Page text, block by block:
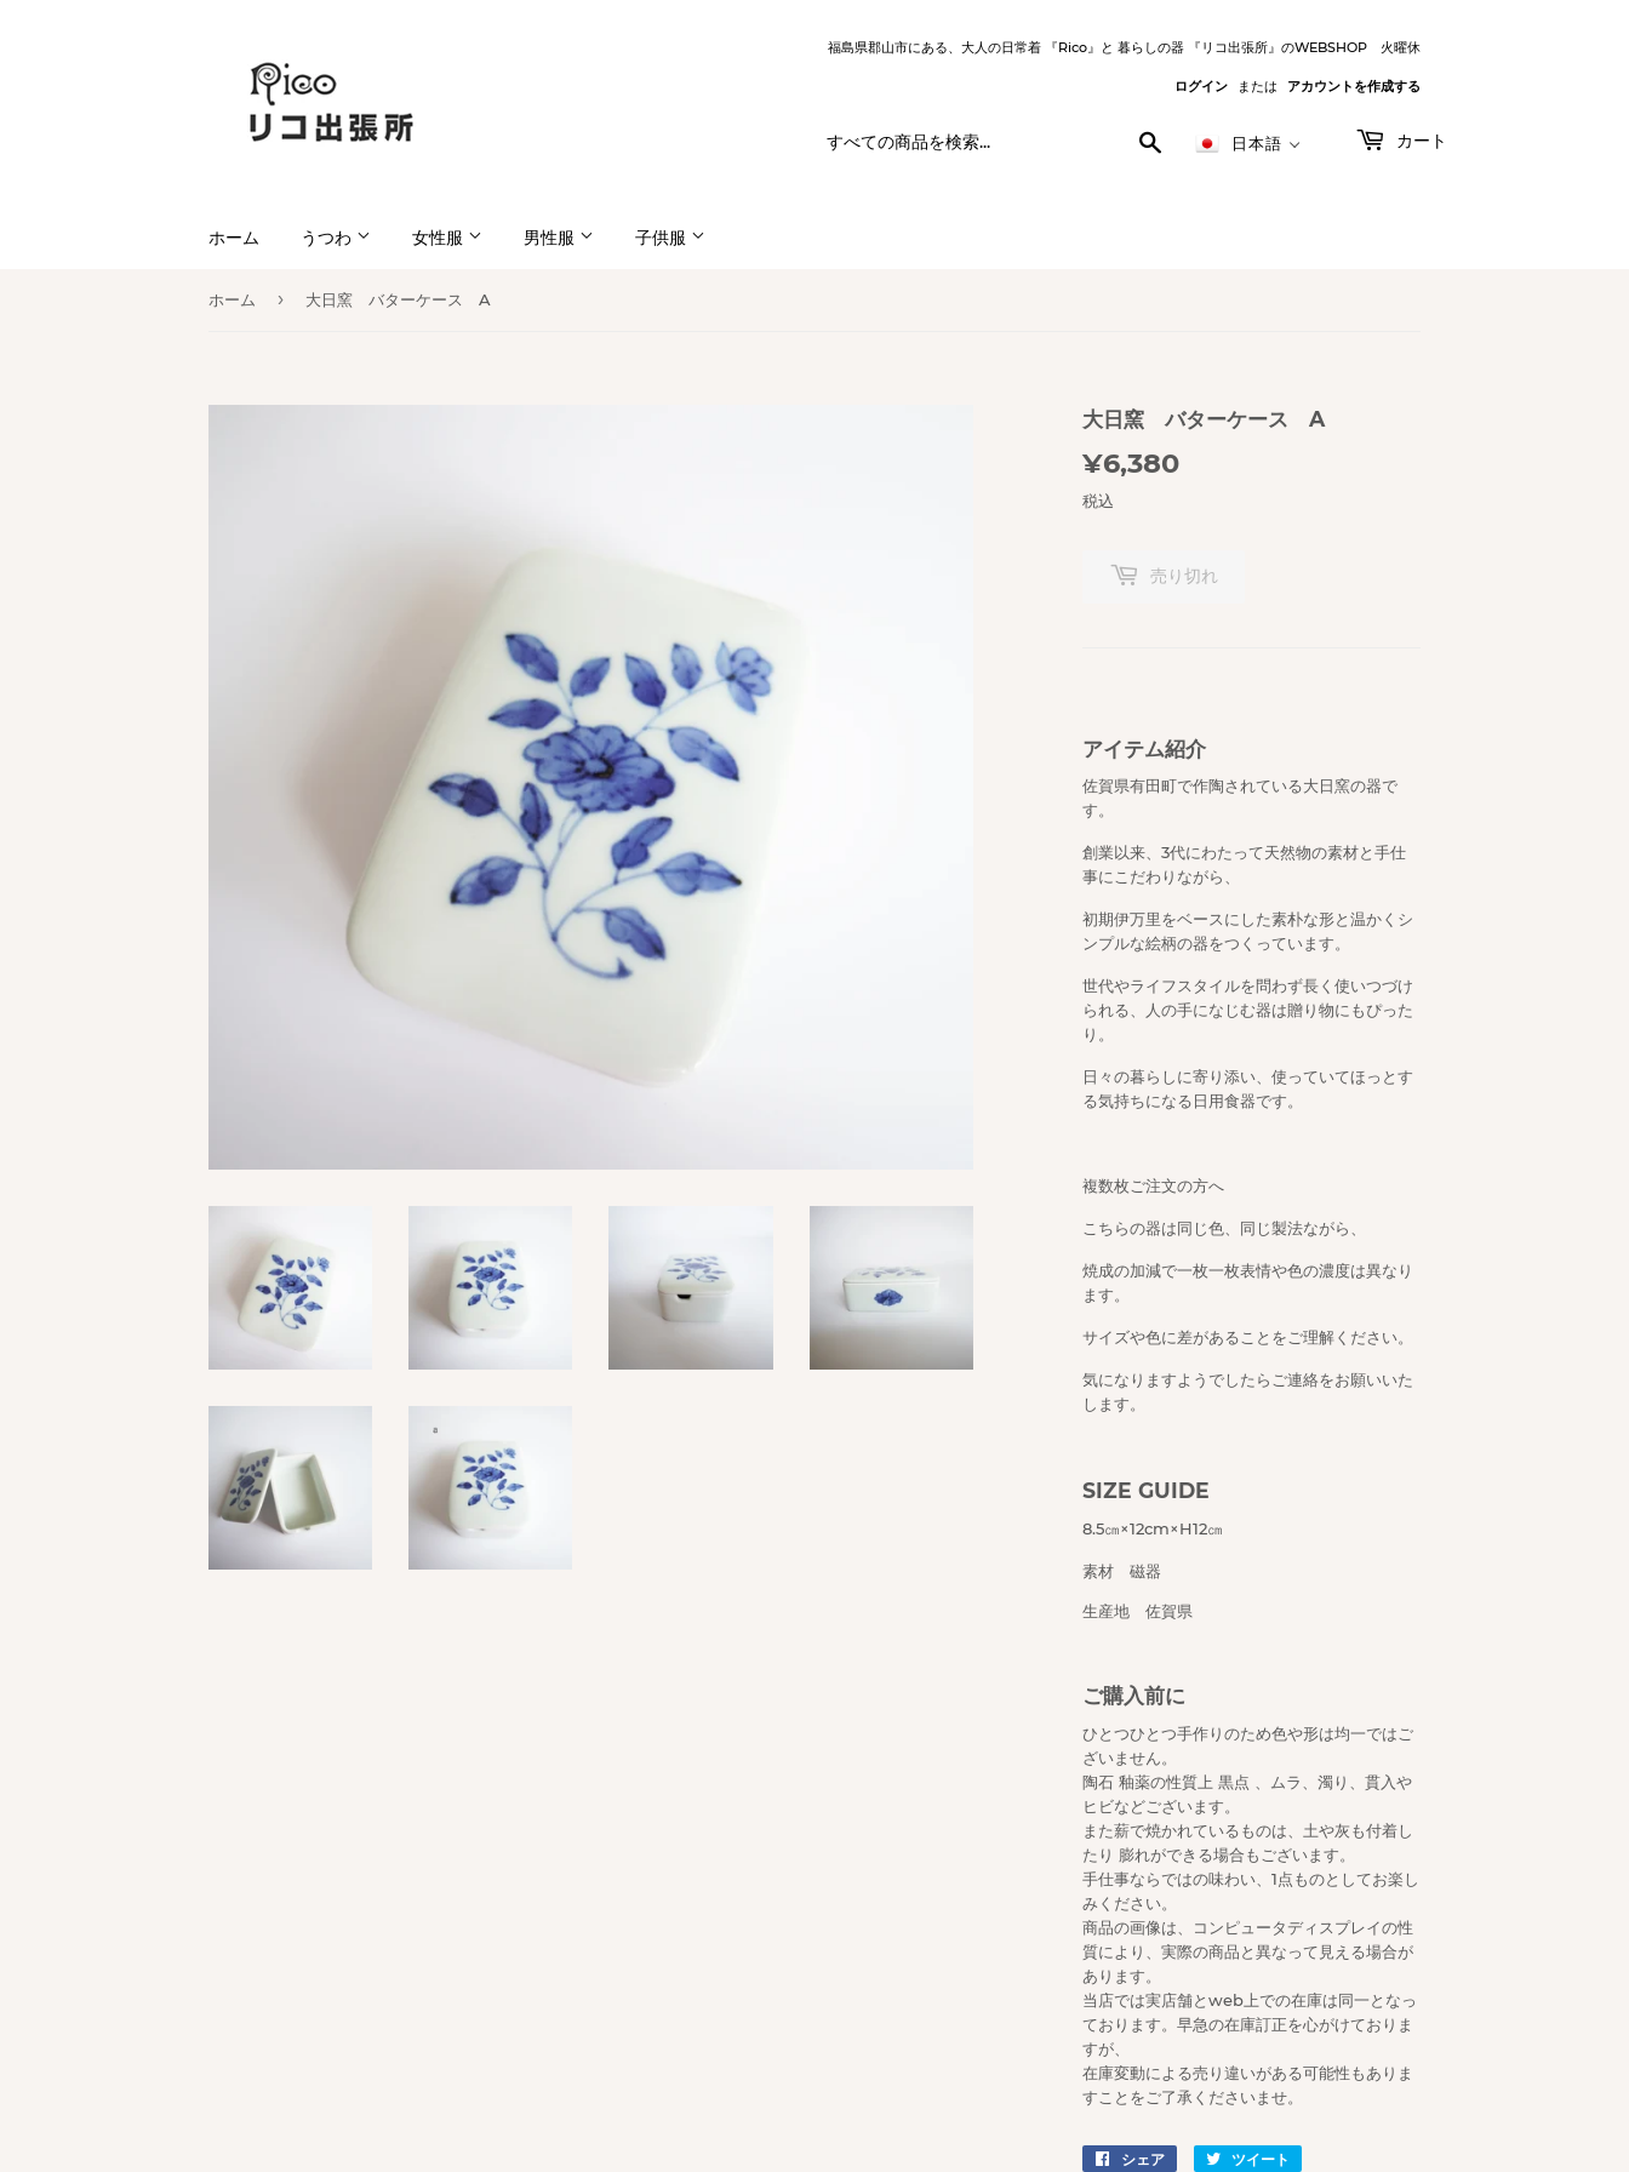
福島県郡山市にある、大人の日常着 『Rico』と 暮らしの器 『リコ出張所』のWEBSHOP 火曜休
ログイン または アカウントを作成する
日本語 カート
ホーム うつわ 女性服 男性服 子供服
ホーム › 大日窯 バターケース A
大日窯 バターケース A
¥6,380
税込
売り切れ
アイテム紹介
佐賀県有田町で作陶されている大日窯の器で
す。
創業以来、3代にわたって天然物の素材と手仕
事にこだわりながら、
初期伊万里をベースにした素朴な形と温かくシ
ンプルな絵柄の器をつくっています。
世代やライフスタイルを問わず長く使いつづけ
られる、人の手になじむ器は贈り物にもぴった
り。
日々の暮らしに寄り添い、使っていてほっとす
る気持ちになる日用食器です。
複数枚ご注文の方へ
こちらの器は同じ色、同じ製法ながら、
焼成の加減で一枚一枚表情や色の濃度は異なり
ます。
サイズや色に差があることをご理解ください。
気になりますようでしたらご連絡をお願いいた
します。
SIZE GUIDE
8.5㎝×12cm×H12㎝
素材 磁器
生産地 佐賀県
ご購入前に
ひとつひとつ手作りのため色や形は均一ではご
ざいません。
陶石 釉薬の性質上 黒点 、ムラ、濁り、貫入や
ヒビなどございます。
また薪で焼かれているものは、土や灰も付着し
たり 膨れができる場合もございます。
手仕事ならではの味わい、1点ものとしてお楽し
みください。
商品の画像は、コンピュータディスプレイの性
質により、実際の商品と異なって見える場合が
あります。
当店では実店舗とweb上での在庫は同一となっ
ております。早急の在庫訂正を心がけておりま
すが、
在庫変動による売り違いがある可能性もありま
すことをご了承くださいませ。
シェア Facebookツイート